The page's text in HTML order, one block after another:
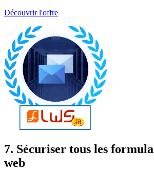
Découvrir l'offre
7. Sécuriser tous les
web